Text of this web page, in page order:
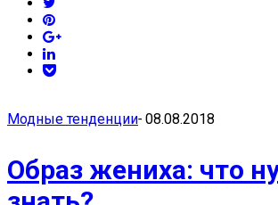
Модные тенденции- 08.08.2018
Образ жениха: что